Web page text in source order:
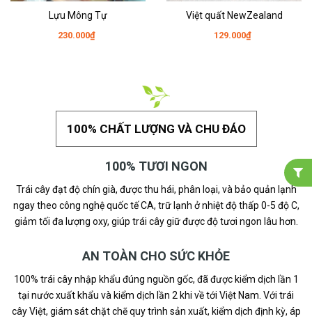
Lựu Mông Tự
230.000₫
Việt quất NewZealand
129.000₫
100% CHẤT LƯỢNG VÀ CHU ĐÁO
100% TƯƠI NGON
Trái cây đạt độ chín già, được thu hái, phân loại, và bảo quản lạnh
ngay theo công nghệ quốc tế CA, trữ lạnh ở nhiệt độ thấp 0-5 độ C,
giảm tối đa lượng oxy, giúp trái cây giữ được độ tươi ngon lâu hơn.
AN TOÀN CHO SỨC KHỎE
100% trái cây nhập khẩu đúng nguồn gốc, đã được kiểm dịch lần 1
tại nước xuất khẩu và kiểm dịch lần 2 khi về tới Việt Nam. Với trái
cây Việt, giám sát chặt chẽ quy trình sản xuất, kiểm dịch định kỳ, áp